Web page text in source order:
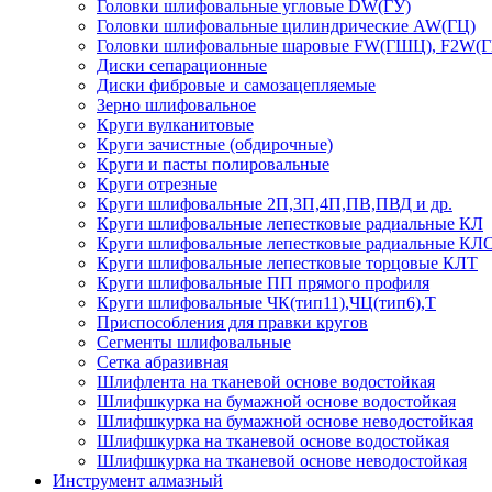
Головки шлифовальные угловые DW(ГУ)
Головки шлифовальные цилиндрические AW(ГЦ)
Головки шлифовальные шаровые FW(ГШЦ),
Диски сепарационные
Диски фибровые и самозацепляемые
Зерно шлифовальное
Круги вулканитовые
Круги зачистные (обдирочные)
Круги и пасты полировальные
Круги отрезные
Круги шлифовальные 2П,3П,4П,ПВ,ПВД и др.
Круги шлифовальные лепестковые радиальные КЛ
Круги шлифовальные лепестковые радиальные
Круги шлифовальные лепестковые торцовые КЛТ
Круги шлифовальные ПП прямого профиля
Круги шлифовальные ЧК(тип11),ЧЦ(тип6),Т
Приспособления для правки кругов
Сегменты шлифовальные
Сетка абразивная
Шлифлента на тканевой основе водостойкая
Шлифшкурка на бумажной основе водостойкая
Шлифшкурка на бумажной основе неводостойкая
Шлифшкурка на тканевой основе водостойкая
Шлифшкурка на тканевой основе неводостойкая
Инструмент алмазный